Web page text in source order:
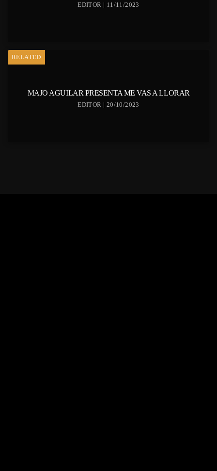
EDITOR | 11/11/2023
RELATED
MAJO AGUILAR PRESENTA ME VAS A LLORAR
EDITOR | 20/10/2023